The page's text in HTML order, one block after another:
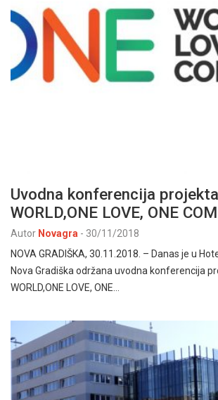
Uvodna konferencija projekta
WORLD,ONE LOVE, ONE
Autor Novagra - 30/11/2018
NOVA GRADIŠKA, 30.11.2018. – Danas je u
Nova Gradiška održana uvodna konferencija
WORLD,ONE LOVE, ONE…